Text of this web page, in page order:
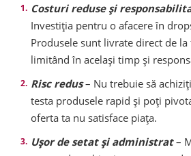
Costuri reduse și
Investiția pentru o afacere în
Produsele sunt livrate direct de
limitând în același timp și
Risc redus– Nu trebuie să
testa produsele rapid și poți
oferta ta nu satisface piața.
Ușor de setat și administrat–